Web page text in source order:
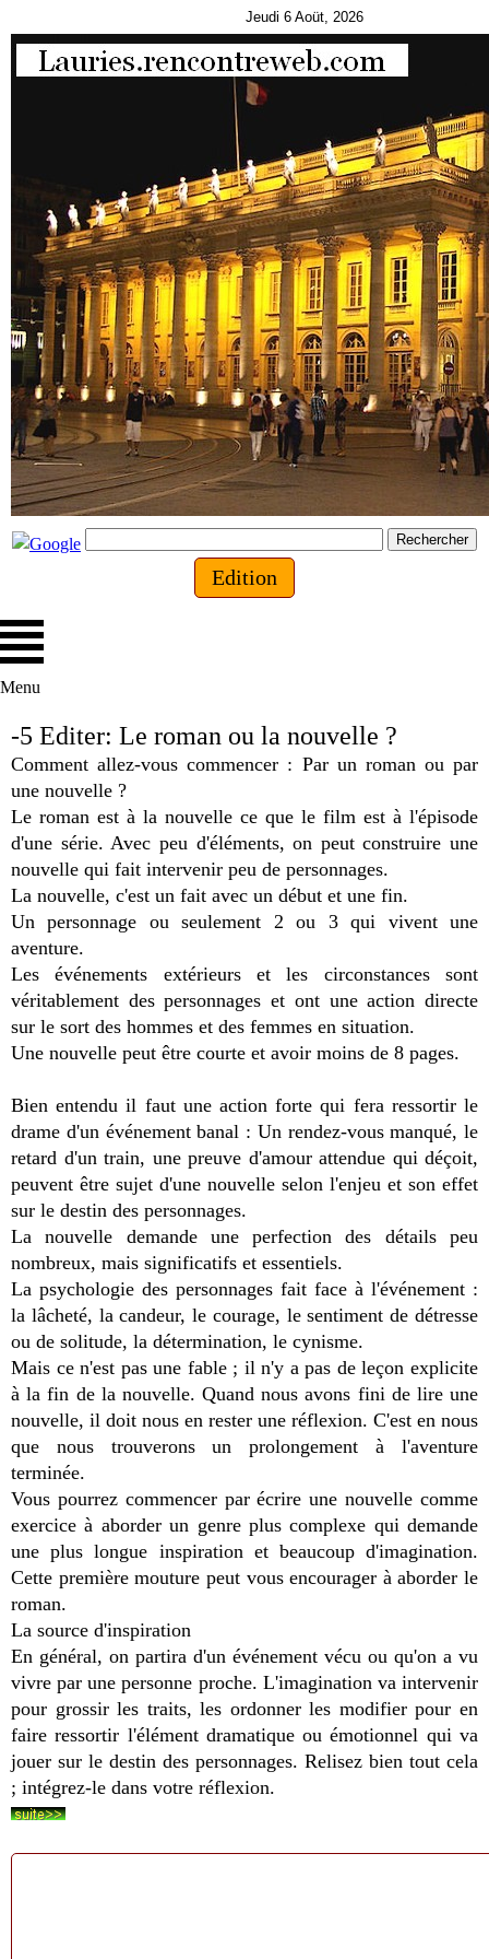
Jeudi 6 Aoüt, 2026
Edition
Menu
-5 Editer: Le roman ou la nouvelle ?
Comment allez-vous commencer : Par un roman ou par
une nouvelle ?
Le roman est à la nouvelle ce que le film est à l'épisode
d'une série. Avec peu d'éléments, on peut construire une
nouvelle qui fait intervenir peu de personnages.
La nouvelle, c'est un fait avec un début et une fin.
Un personnage ou seulement 2 ou 3 qui vivent une
aventure.
Les événements extérieurs et les circonstances sont
véritablement des personnages et ont une action directe
sur le sort des hommes et des femmes en situation.
Une nouvelle peut être courte et avoir moins de 8 pages.
Bien entendu il faut une action forte qui fera ressortir le
drame d'un événement banal : Un rendez-vous manqué, le
retard d'un train, une preuve d'amour attendue qui déçoit,
peuvent être sujet d'une nouvelle selon l'enjeu et son effet
sur le destin des personnages.
La nouvelle demande une perfection des détails peu
nombreux, mais significatifs et essentiels.
La psychologie des personnages fait face à l'événement :
la lâcheté, la candeur, le courage, le sentiment de détresse
ou de solitude, la détermination, le cynisme.
Mais ce n'est pas une fable ; il n'y a pas de leçon explicite
à la fin de la nouvelle. Quand nous avons fini de lire une
nouvelle, il doit nous en rester une réflexion. C'est en nous
que nous trouverons un prolongement à l'aventure
terminée.
Vous pourrez commencer par écrire une nouvelle comme
exercice à aborder un genre plus complexe qui demande
une plus longue inspiration et beaucoup d'imagination.
Cette première mouture peut vous encourager à aborder le
roman.
La source d'inspiration
En général, on partira d'un événement vécu ou qu'on a vu
vivre par une personne proche. L'imagination va intervenir
pour grossir les traits, les ordonner les modifier pour en
faire ressortir l'élément dramatique ou émotionnel qui va
jouer sur le destin des personnages. Relisez bien tout cela
; intégrez-le dans votre réflexion.